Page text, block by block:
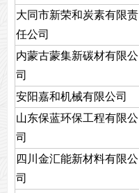
大同市新荣和炭素有限责
任公司
内蒙古蒙集新碳材有限公
司
安阳嘉和机械有限公司
山东保蓝环保工程有限公
司
四川金汇能新材料有限公
司